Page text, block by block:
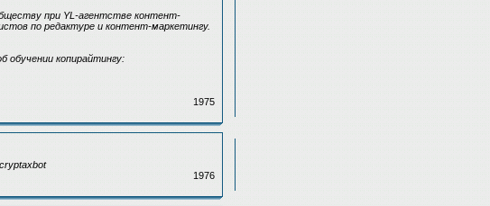
при YL-агентстве контент-
по редактуре и контент-маркетингу.
обучении копирайтингу:
1975
1976